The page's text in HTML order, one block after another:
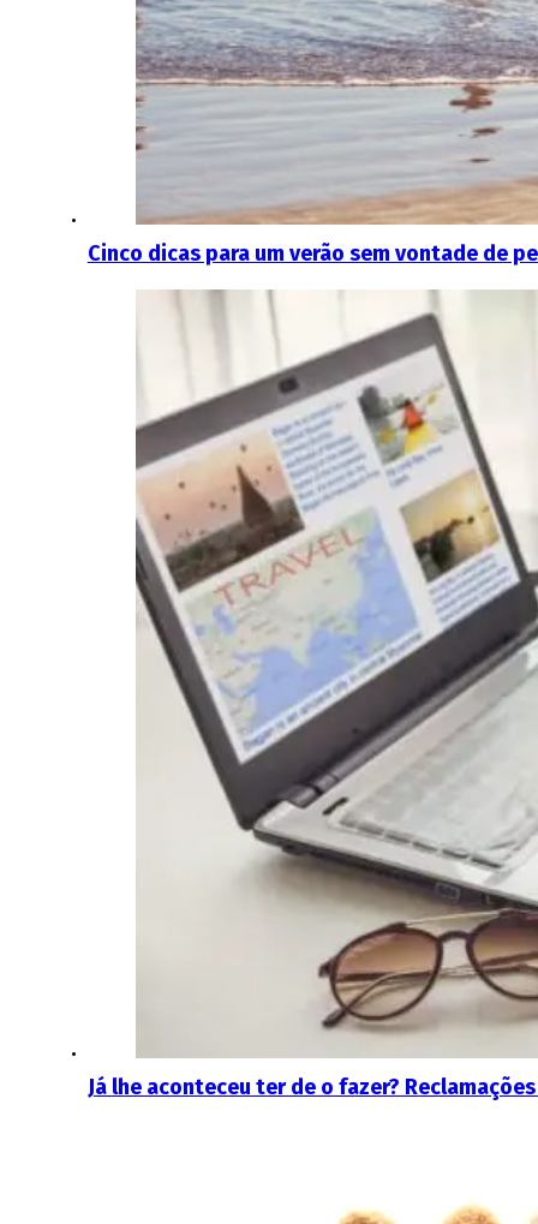
Cinco dicas para um verão sem vontade de
Já lhe aconteceu ter de o fazer?